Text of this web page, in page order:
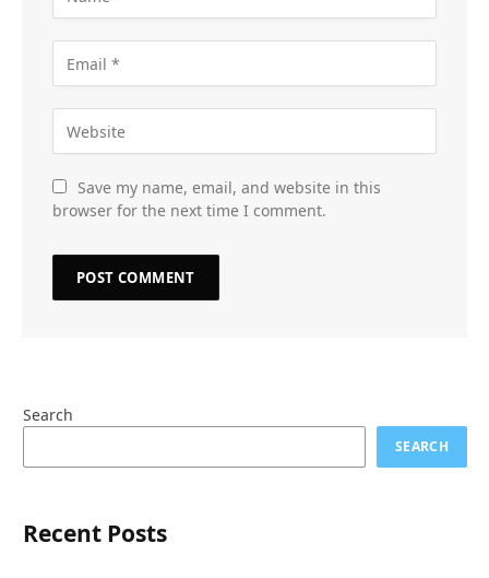
Save my name, email, and website in this
browser for the next time I comment.
Search
SEARCH
Recent Posts